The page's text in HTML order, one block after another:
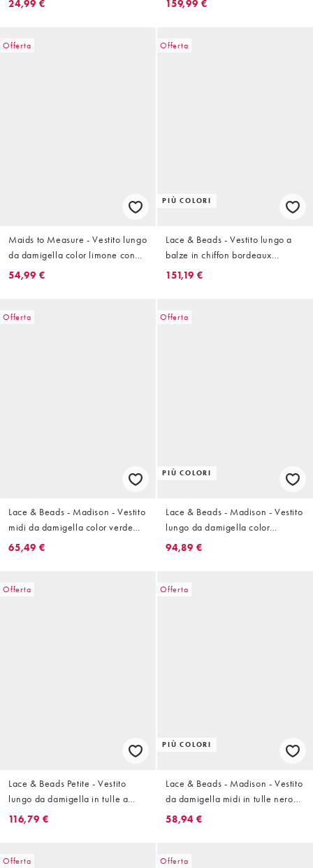
24,99 € 159,99 €
Offerta
Maids to Measure - Vestito lungo
da damigella color limone con
maniche con volant
54,99 €
Offerta
PIÙ COLORI
Lace & Beads - Vestito lungo a
balze in chiffon bordeaux
allacciato in vita con maniche a
151,19 €
Offerta
Lace & Beads - Madison - Vestito
midi da damigella color verde
bosco
65,49 €
Offerta
PIÙ COLORI
Lace & Beads - Madison - Vestito
lungo da damigella color
ruggine con maniche con volant
94,89 €
Offerta
Lace & Beads Petite - Vestito
lungo da damigella in tulle a
balze rosa terracotta con volant
116,79 €
Offerta
PIÙ COLORI
Lace & Beads - Madison - Vestito
da damigella midi in tulle nero
con scollo a V
58,94 €
Offerta Offerta